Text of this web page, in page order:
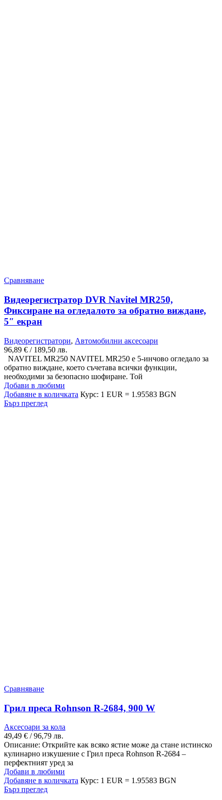
Сравняване
Видеорегистратор DVR Navitel MR250,
Фиксиране на огледалото за обратно виждане,
5″ екран
Видеорегистратори, Автомобилни аксесоари
96,89 € / 189,50 лв.
NAVITEL MR250 NAVITEL MR250 е 5-инчово огледало за
обратно виждане, което съчетава всички функции,
необходими за безопасно шофиране. Той
Добави в любими
Добавяне в количката Курс: 1 EUR = 1.95583 BGN
Бърз преглед
Сравняване
Грил преса Rohnson R-2684, 900 W
Аксесоари за кола
49,49 € / 96,79 лв.
Описание: Открийте как всяко ястие може да стане истинско
кулинарно изкушение с Грил преса Rohnson R-2684 –
перфектният уред за
Добави в любими
Добавяне в количката Курс: 1 EUR = 1.95583 BGN
Бърз преглед